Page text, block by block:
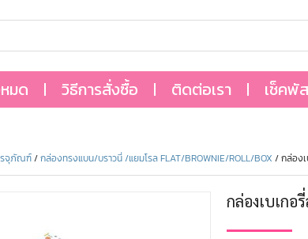
มด วิธีการสั่งซื้อ ติดต่อเรา เช็คพั
จุภัณฑ์/กล่องทรงแบน/บราวนี่ /แยมโรล FLAT/BROWNIE/ROLL/BOX / กล่องเ
กล่องเบเกอ